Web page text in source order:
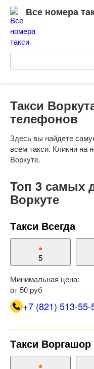
Перейти
контенту
Все номера
Поиск:
Такси
телефонов
Здесь вы найдете
всем такси. Кликни на
Воркуте.
Топ 3 самых
Воркуте
Такси Всегда
5
Минимальная цена:
от 50 руб
+7 (821) 513-55-
Такси Воргашор